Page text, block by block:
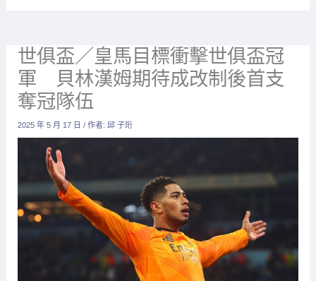
皇家馬德里在2024-25賽季未獲得任何冠軍，加上總教練
安切洛蒂（Carlo Ancelotti）將離開球隊，對於皇馬來說
接下來的目標將是全力衝擊六月開始的世俱盃，根據西
班牙《馬卡報》報導指出，皇馬貝林漢姆（
Jude